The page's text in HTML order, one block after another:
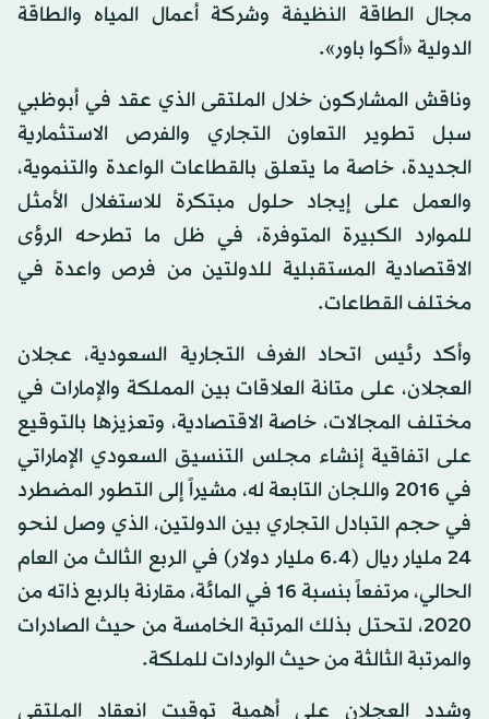
مجال الطاقة النظيفة وشركة أعمال المياه والطاقة
الدولية «أكوا باور».
وناقش المشاركون خلال الملتقى الذي عقد في أبوظبي
سبل تطوير التعاون التجاري والفرص الاستثمارية
الجديدة، خاصة ما يتعلق بالقطاعات الواعدة والتنموية،
والعمل على إيجاد حلول مبتكرة للاستغلال الأمثل
للموارد الكبيرة المتوفرة، في ظل ما تطرحه الرؤى
الاقتصادية المستقبلية للدولتين من فرص واعدة في
مختلف القطاعات.
وأكد رئيس اتحاد الغرف التجارية السعودية، عجلان
العجلان، على متانة العلاقات بين المملكة والإمارات في
مختلف المجالات، خاصة الاقتصادية، وتعزيزها بالتوقيع
على اتفاقية إنشاء مجلس التنسيق السعودي الإماراتي
في 2016 واللجان التابعة له، مشيراً إلى التطور المضطرد
في حجم التبادل التجاري بين الدولتين، الذي وصل لنحو
24 مليار ريال (6.4 مليار دولار) في الربع الثالث من العام
الحالي، مرتفعاً بنسبة 16 في المائة، مقارنة بالربع ذاته من
2020، لتحتل بذلك المرتبة الخامسة من حيث الصادرات
والمرتبة الثالثة من حيث الواردات للملكة.
وشدد العجلان على أهمية توقيت انعقاد الملتقى